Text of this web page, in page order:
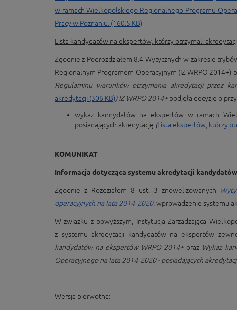
w ramach Wielkopolskiego Regionalnego Programu
Pracy w Poznaniu. (160.5 KB)
Lista kandydatów na ekspertów, którzy otrzymali
Zgodnie z Podrozdziałem 8.4 Wytycznych w zakresie
Regionalnym Programem Operacyjnym (IZ WRPO
Regulaminu warunków otrzymania akredytacji przez
akredytacji (306 KB)) IZ WRPO 2014+ podjęła decyzję o
wykaz kandydatów na ekspertów w ramach
posiadających akredytację (Lista ekspertów, którzy
KOMUNIKAT
Informacja dotycząca systemu akredytacji
Zgodnie z Rozdziałem 8 ust. 3 znowelizowanych
operacyjnych na lata 2014‑2020, wprowadzenie systemu
W związku z powyższym, Instytucja Zarządzająca
z systemu akredytacji kandydatów na ekspertów
kandydatów na ekspertów WRPO 2014+ oraz Wykaz
Operacyjnego na lata 2014‑2020 - posiadających
Wersja pierwotna: